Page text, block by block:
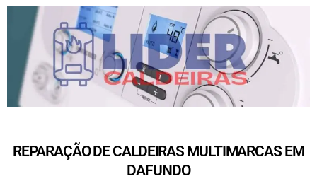
REPARAÇÃO DE CALDEIRAS MULTIMARCAS EM
DAFUNDO